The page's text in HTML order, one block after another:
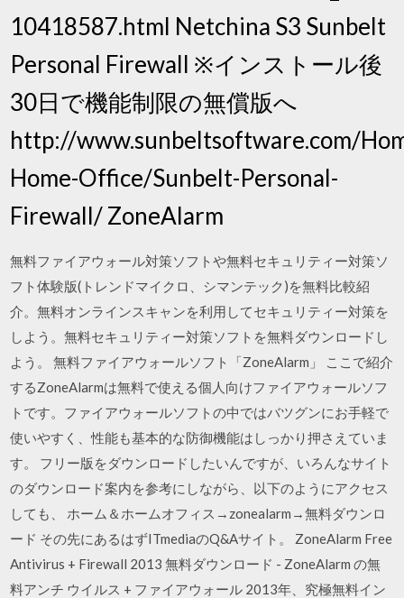
10418587.html Netchina S3 Sunbelt
Personal Firewall ※インストール後
30日で機能制限の無償版へ
http://www.sunbeltsoftware.com/
Home-Office/Sunbelt-Personal-
Firewall/ ZoneAlarm
無料ファイアウォール対策ソフトや無料セキュリティー対策ソ
フト体験版(トレンドマイクロ、シマンテック)を無料比較紹
介。無料オンラインスキャンを利用してセキュリティー対策を
しよう。無料セキュリティー対策ソフトを無料ダウンロードし
よう。 無料ファイアウォールソフト「ZoneAlarm」 ここで紹介
するZoneAlarmは無料で使える個人向けファイアウォールソフ
トです。ファイアウォールソフトの中ではバツグンにお手軽で
使いやすく、性能も基本的な防御機能はしっかり押さえていま
す。 フリー版をダウンロードしたいんですが、いろんなサイト
のダウンロード案内を参考にしながら、以下のようにアクセス
しても、 ホーム＆ホームオフィス→zonealarm→無料ダウンロ
ード その先にあるはずITmediaのQ&Aサイト。 ZoneAlarm Free
Antivirus + Firewall 2013 無料ダウンロード - ZoneAlarm の無
料アンチ ウイルス + ファイアウォール 2013年、究極無料イン